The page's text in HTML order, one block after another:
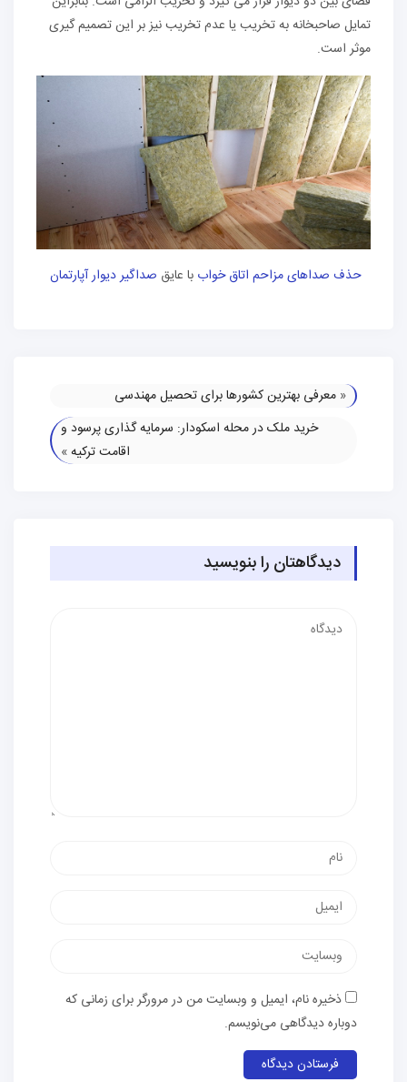
تمایل صاحبخانه به تخریب یا عدم تخریب نیز بر این تصمیم گیری
موثر است.
حذف صداهای مزاحم اتاق خواب با عایق صداگیر دیوار آپارتمان
« معرفی بهترین کشورها برای تحصیل مهندسی
خرید ملک در محله اسکودار: سرمایه گذاری پرسود و
اقامت ترکیه»
دیدگاهتان را بنویسید
ذخیره نام، ایمیل و وبسایت من در مرورگر برای زمانی که
دوباره دیدگاهی می‌نویسم.